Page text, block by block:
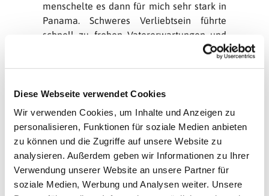
Diese Webseite verwendet Cookies
Wir verwenden Cookies, um Inhalte und Anzeigen zu
personalisieren, Funktionen für soziale Medien anbieten
zu können und die Zugriffe auf unsere Website zu
analysieren. Außerdem geben wir Informationen zu Ihrer
Verwendung unserer Website an unsere Partner für
soziale Medien, Werbung und Analysen weiter. Unsere
menschelte es dann für mich sehr stark in
Panama. Schweres Verliebtsein führte
schnell zu frohen Vatererwartungen und
wir gingen gemeinsam nach Deutschland.
in Bielefeld auf. Dort ging es in erster Linie
um die Betreuung eines Jugendkellers der
Kirchgemeinde. Den Schwerpunkt dabei
bildete der Ausbau und die Neugründung
von gemeindebezogenen Kinder- und
Jugendgruppen sowie Konfirmanden-,
Freizeit- und Mitarbeiterbegleitung.